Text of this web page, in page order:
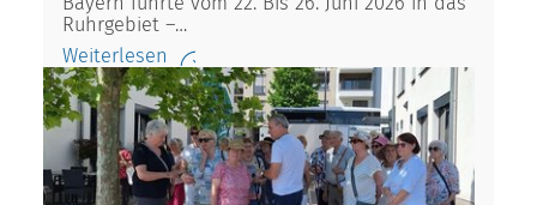
Ruhrgebiet –…
Weiterlesen